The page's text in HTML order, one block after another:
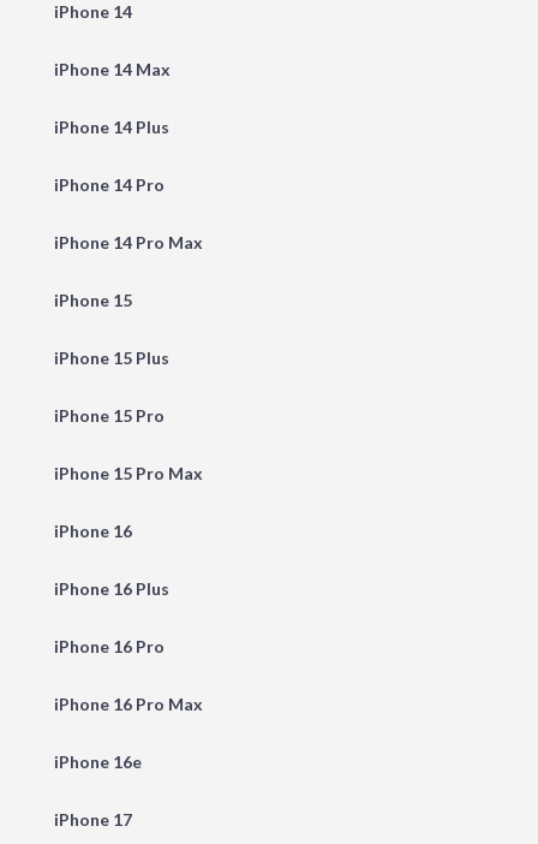
iPhone 14
iPhone 14 Max
iPhone 14 Plus
iPhone 14 Pro
iPhone 14 Pro Max
iPhone 15
iPhone 15 Plus
iPhone 15 Pro
iPhone 15 Pro Max
iPhone 16
iPhone 16 Plus
iPhone 16 Pro
iPhone 16 Pro Max
iPhone 16e
iPhone 17